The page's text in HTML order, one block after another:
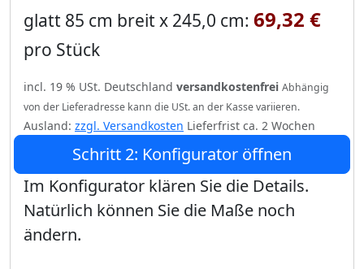
glatt 85 cm breit x 245,0 cm: 69,32 €
pro Stück
incl. 19 % USt. Deutschland versandkostenfrei Abhängig
von der Lieferadresse kann die USt. an der Kasse variieren.
Ausland: zzgl. Versandkosten Lieferfrist ca. 2 Wochen
Schritt 2: Konfigurator öffnen
Im Konfigurator klären Sie die Details.
Natürlich können Sie die Maße noch
ändern.